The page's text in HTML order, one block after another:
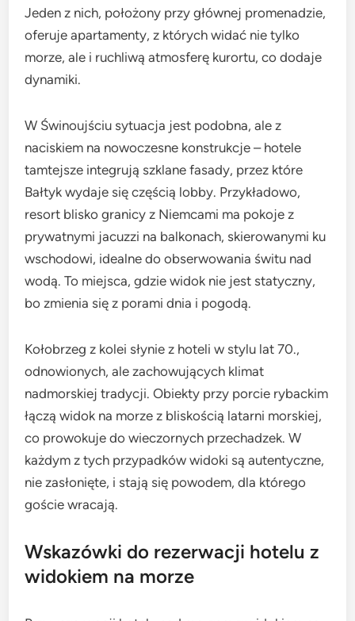
Jeden z nich, położony przy głównej promenadzie,
oferuje apartamenty, z których widać nie tylko
morze, ale i ruchliwą atmosferę kurortu, co dodaje
dynamiki.
W Świnoujściu sytuacja jest podobna, ale z
naciskiem na nowoczesne konstrukcje – hotele
tamtejsze integrują szklane fasady, przez które
Bałtyk wydaje się częścią lobby. Przykładowo,
resort blisko granicy z Niemcami ma pokoje z
prywatnymi jacuzzi na balkonach, skierowanymi ku
wschodowi, idealne do obserwowania świtu nad
wodą. To miejsca, gdzie widok nie jest statyczny,
bo zmienia się z porami dnia i pogodą.
Kołobrzeg z kolei słynie z hoteli w stylu lat 70.,
odnowionych, ale zachowujących klimat
nadmorskiej tradycji. Obiekty przy porcie rybackim
łączą widok na morze z bliskością latarni morskiej,
co prowokuje do wieczornych przechadzek. W
każdym z tych przypadków widoki są autentyczne,
nie zasłonięte, i stają się powodem, dla którego
goście wracają.
Wskazówki do rezerwacji hotelu z
widokiem na morze